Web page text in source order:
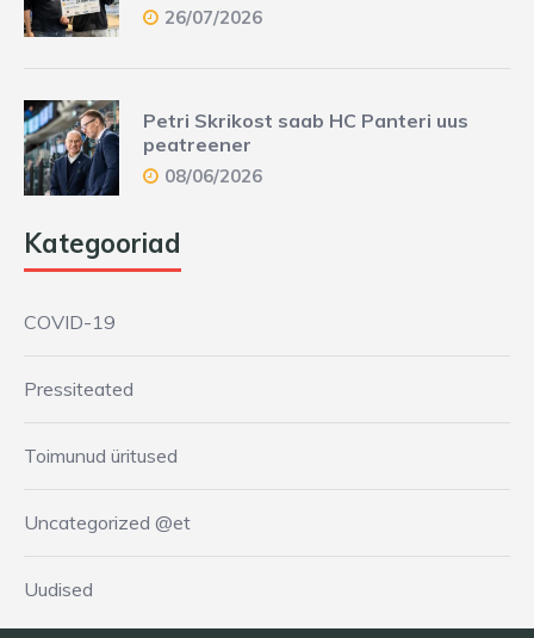
26/07/2026
Petri Skrikost saab HC Panteri uus
peatreener
08/06/2026
Kategooriad
COVID-19
Pressiteated
Toimunud üritused
Uncategorized @et
Uudised